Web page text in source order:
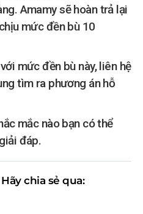
Amamy sẽ hoàn trả lại
mức đền bù 10
mức đền bù này, liên hệ
tìm ra phương án hỗ
mắc nào bạn có thể
đáp.
chia sẻ qua: